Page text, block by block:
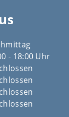
- 18:00 Uhr